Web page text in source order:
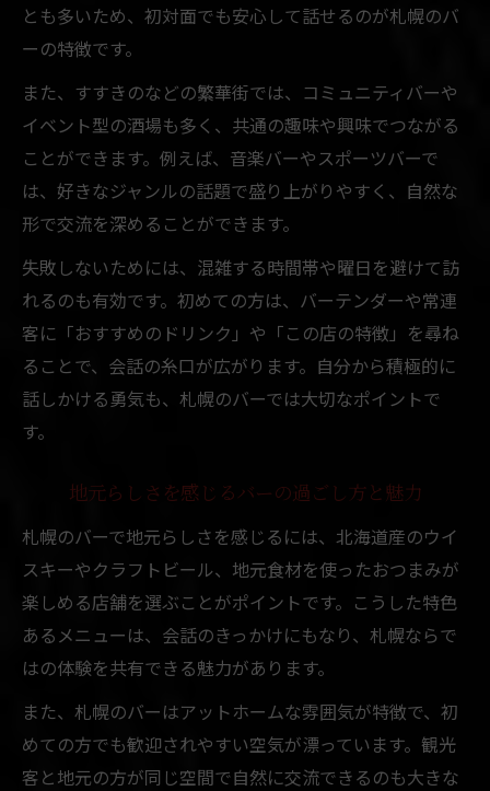
とも多いため、初対面でも安心して話せるのが札幌のバ
ーの特徴です。
また、すすきのなどの繁華街では、コミュニティバーや
イベント型の酒場も多く、共通の趣味や興味でつながる
ことができます。例えば、音楽バーやスポーツバーで
は、好きなジャンルの話題で盛り上がりやすく、自然な
形で交流を深めることができます。
失敗しないためには、混雑する時間帯や曜日を避けて訪
れるのも有効です。初めての方は、バーテンダーや常連
客に「おすすめのドリンク」や「この店の特徴」を尋ね
ることで、会話の糸口が広がります。自分から積極的に
話しかける勇気も、札幌のバーでは大切なポイントで
す。
地元らしさを感じるバーの過ごし方と魅力
札幌のバーで地元らしさを感じるには、北海道産のウイ
スキーやクラフトビール、地元食材を使ったおつまみが
楽しめる店舗を選ぶことがポイントです。こうした特色
あるメニューは、会話のきっかけにもなり、札幌ならで
はの体験を共有できる魅力があります。
また、札幌のバーはアットホームな雰囲気が特徴で、初
めての方でも歓迎されやすい空気が漂っています。観光
客と地元の方が同じ空間で自然に交流できるのも大きな